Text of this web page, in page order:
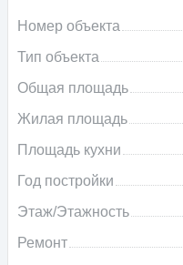
Номер объекта
Тип объекта
Общая площадь
Жилая площадь
Площадь кухни
Год постройки
Этаж/Этажность
Ремонт